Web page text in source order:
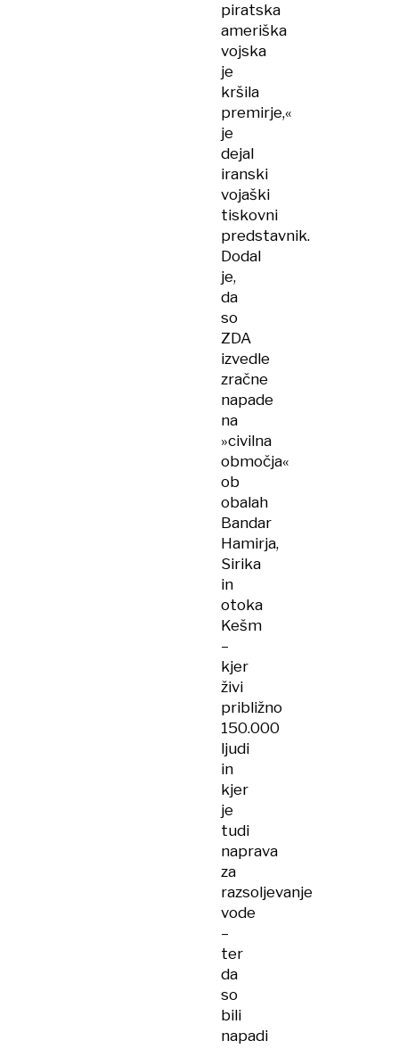
piratska
ameriška
vojska
je
kršila
premirje,«
je
dejal
iranski
vojaški
tiskovni
predstavnik.
Dodal
je,
da
so
ZDA
izvedle
zračne
napade
na
»civilna
območja«
ob
obalah
Bandar
Hamirja,
Sirika
in
otoka
Kešm
–
kjer
živi
približno
150.000
ljudi
in
kjer
je
tudi
naprava
za
razsoljevanje
vode
–
ter
da
so
bili
napadi